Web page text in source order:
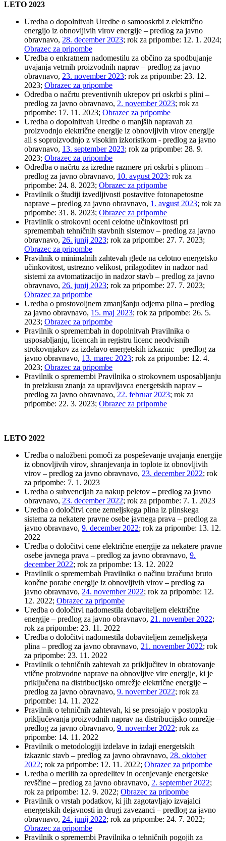
LETO 2023
Uredba o dopolnitvah Uredbe o samooskrbi z električno
energijo iz obnovljivih virov energije – predlog za javno
obravnavo, 28. december 2023; rok za pripombe: 12. 1. 2024;
Obrazec za pripombe
Uredba o enkratnem nadomestilu za občino za spodbujanje
uvajanja vetrnih proizvodnih naprav – predlog za javno
obravnavo, 23. november 2023; rok za pripombe: 23. 12.
2023; Obrazec za pripombe
Odredba o načrtu preventivnih ukrepov pri oskrbi s plini –
predlog za javno obravnavo, 2. november 2023; rok za
pripombe: 17. 11. 2023; Obrazec za pripombe
Uredba o dopolnitvah Uredbe o manjših napravah za
proizvodnjo električne energije iz obnovljivih virov energije
ali s soproizvodnjo z visokim izkoristkom - predlog za javno
obravnavo, 13. september 2023; rok za pripombe: 28. 9.
2023; Obrazec za pripombe
Odredba o načrtu za izredne razmere pri oskrbi s plinom –
predlog za javno obravnavo, 10. avgust 2023; rok za
pripombe: 24. 8. 2023; Obrazec za pripombe
Pravilnik o študiji izvedljivosti postavitve fotonapetostne
naprave – predlog za javno obravnavo, 1. avgust 2023; rok za
pripombe: 31. 8. 2023; Obrazec za pripombe
Pravilnik o strokovni oceni celotne učinkovitosti pri
spremembah tehničnih stavbnih sistemov – predlog za javno
obravnavo, 26. junij 2023; rok za pripombe: 27. 7. 2023;
Obrazec za pripombe
Pravilnik o minimalnih zahtevah glede na celotno energetsko
učinkovitost, ustrezno velikost, prilagoditev in nadzor nad
sistemi za avtomatizacijo in nadzor stavb – predlog za javno
obravnavo, 26. junij 2023; rok za pripombe: 27. 7. 2023;
Obrazec za pripombe
Uredba o prostovoljnem zmanjšanju odjema plina – predlog
za javno obravnavo, 15. maj 2023; rok za pripombe: 26. 5.
2023; Obrazec za pripombe
Pravilnik o spremembah in dopolnitvah Pravilnika o
usposabljanju, licencah in registru licenc neodvisnih
strokovnjakov za izdelavo energetskih izkaznic – predlog za
javno obravnavo, 13. marec 2023; rok za pripombe: 12. 4.
2023; Obrazec za pripombe
Pravilnik o spremembi Pravilnika o strokovnem usposabljanju
in preizkusu znanja za upravljavca energetskih naprav –
predlog za javno obravnavo, 22. februar 2023; rok za
pripombe: 22. 3. 2023; Obrazec za pripombe
LETO 2022
Uredba o naložbeni pomoči za pospeševanje uvajanja energije
iz obnovljivih virov, shranjevanja in toplote iz obnovljivih
virov – predlog za javno obravnavo, 23. december 2022; rok
za pripombe: 7. 1. 2023
Uredba o subvencijah za nakup peletov – predlog za javno
obravnavo, 23. december 2022; rok za pripombe: 7. 1. 2023
Uredba o določitvi cene zemeljskega plina iz plinskega
sistema za nekatere pravne osebe javnega prava – predlog za
javno obravnavo, 9. december 2022; rok za pripombe: 13. 12.
2022
Uredba o določitvi cene električne energije za nekatere pravne
osebe javnega prava – predlog za javno obravnavo, 9.
december 2022; rok za pripombe: 13. 12. 2022
Pravilnik o spremembah Pravilnika o načinu izračuna bruto
končne porabe energije iz obnovljivih virov – predlog za
javno obravnavo, 24. november 2022; rok za pripombe: 12.
12. 2022; Obrazec za pripombe
Uredba o določitvi nadomestila dobaviteljem električne
energije – predlog za javno obravnavo, 21. november 2022;
rok za pripombe: 23. 11. 2022
Uredba o določitvi nadomestila dobaviteljem zemeljskega
plina – predlog za javno obravnavo, 21. november 2022; rok
za pripombe: 23. 11. 2022
Pravilnik o tehničnih zahtevah za priključitev in obratovanje
vtične proizvodne naprave na obnovljive vire energije, ki je
priključena na distribucijsko omrežje električne energije –
predlog za javno obravnavo, 9. november 2022; rok za
pripombe: 14. 11. 2022
Pravilnik o tehničnih zahtevah, ki se presojajo v postopku
priključevanja proizvodnih naprav na distribucijsko omrežje –
predlog za javno obravnavo, 9. november 2022; rok za
pripombe: 14. 11. 2022
Pravilnik o metodologiji izdelave in izdaji energetskih
izkaznic stavb – predlog za javno obravnavo, 28. oktober
2022; rok za pripombe: 12. 11. 2022; Obrazec za pripombe
Uredba o merilih za opredelitev in ocenjevanje energetske
revščine – predlog za javno obravnavo, 2. september 2022;
rok za pripombe: 12. 9. 2022; Obrazec za pripombe
Pravilnik o vrstah podatkov, ki jih zagotavljajo izvajalci
energetskih dejavnosti in drugi zavezanci – predlog za javno
obravnavo, 24. junij 2022; rok za pripombe: 24. 7. 2022;
Obrazec za pripombe
Pravilnik o spremembi Pravilnika o tehničnih pogojih za